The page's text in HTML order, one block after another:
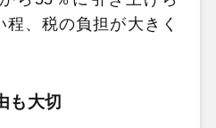
、税の負担が大きく
も大切